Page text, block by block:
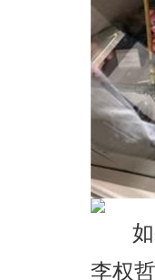
李权